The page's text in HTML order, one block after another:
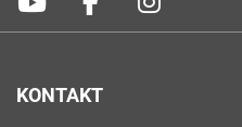
KONTAKT